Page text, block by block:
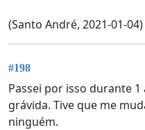
(Santo André, 2021-01-04)
#198
Passei por isso durante
grávida. Tive que me
ninguém.